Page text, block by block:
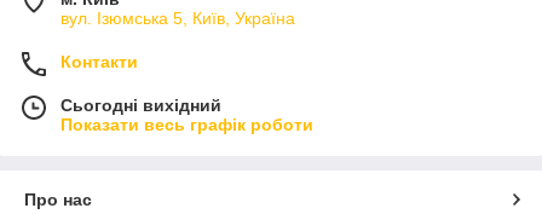
вул. Ізюмська 5, Київ, Україна
Контакти
Сьогодні вихідний
Показати весь графік роботи
Про нас